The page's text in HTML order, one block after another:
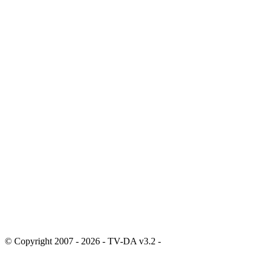
© Copyright 2007 - 2026 - TV-DA v3.2 -